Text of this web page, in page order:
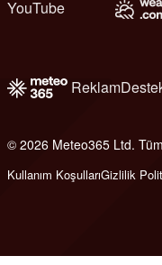
YouTube
Reklam
© 2026 Meteo365 Ltd. Tüm
Kullanım KoşullarıGizlilik